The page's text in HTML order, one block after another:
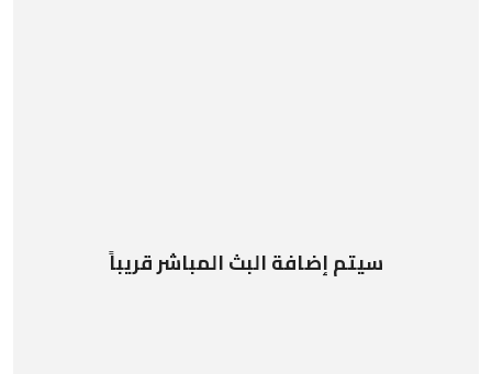
سيتم إضافة البث المباشر قريباً